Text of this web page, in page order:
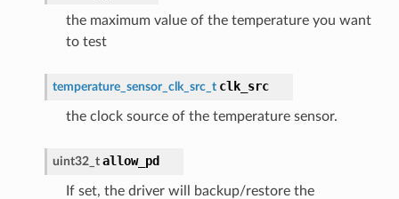
the maximum value of the temperature you want
to test
temperature_sensor_clk_src_t clk_src
the clock source of the temperature sensor.
uint32_t allow_pd
If set, the driver will backup/restore the